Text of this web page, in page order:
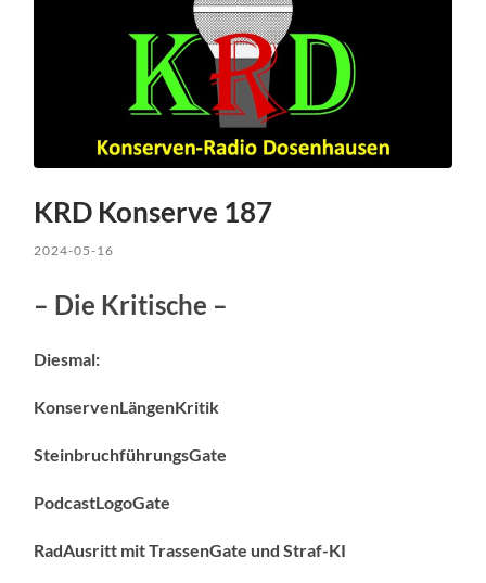
KRD Konserve 187
2024-05-16
– Die Kritische –
Diesmal:
KonservenLängenKritik
SteinbruchführungsGate
PodcastLogoGate
RadAusritt mit TrassenGate und Straf-KI